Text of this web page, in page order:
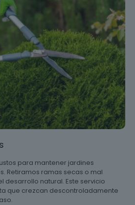
para mantener jardines
Retiramos ramas secas o mal
desarrollo natural. Este servicio
que crezcan descontroladamente